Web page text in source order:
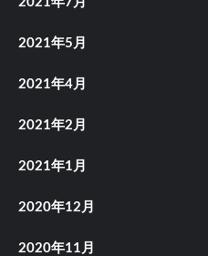
2021年5月
2021年4月
2021年2月
2021年1月
2020年12月
2020年11月